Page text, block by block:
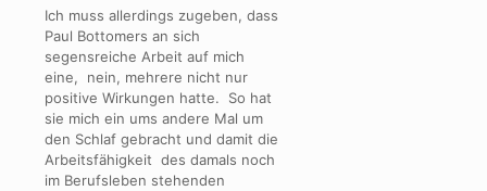
Ich muss allerdings zugeben, dass
Paul Bottomers an sich
segensreiche Arbeit auf mich
eine, nein, mehrere nicht nur
positive Wirkungen hatte. So hat
sie mich ein ums andere Mal um
den Schlaf gebracht und damit die
Arbeitsfähigkeit des damals noch
im Berufsleben stehenden